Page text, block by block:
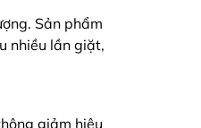
Sản phẩm
nhiều lần giặt,
giảm hiệu